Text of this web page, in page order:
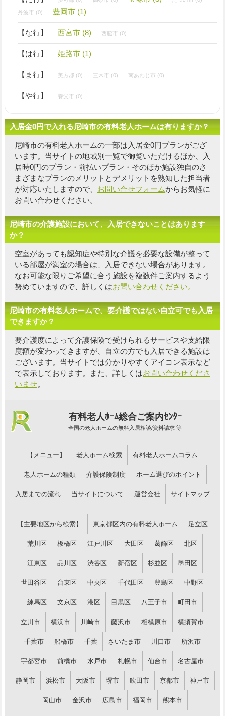
丹波市 (0) 豊岡市 (1)
【な行】 西宮市 (8) 西脇市 (0)
【は行】 姫路市 (1)
【ま行】 美方郡 (0) 三木市 (0) 南あわじ市 (0)
【や行】 養父市 (0)
入居金0円で入れる尼崎市の有料老人ホームは有りますか？
尼崎市の有料老人ホームの一部は入居金0円プランがござ
います。当サイトの地域別一覧で御覧いただけるほか、入
居時0円のプラン・前払いプラン・そのほか施設独自のさ
まざまなプランのメリットとデメリットを熟知した担当者
が対応いたしますので、 お問い合せフォームからお気軽に
お問い合わせください。
尼崎市の介護施設において、入居できないことはあります
か？
空室があっても認知症や特別な介護を必要な設備が整って
いる部屋が満室の場合は、入居できない場合があります。
なお可能な限り ご希望に合う施設を複数件ご案内するよう
努めていますので、詳しくはお問い合わせください。
尼崎市の有料老人ホームで、要介護ではない自立可でも入居
できますか？
要介護度によって介護保険で受けられるサービスや支給限
度額が変わってきますが、自立の方でも入居できる施設は
ございます。当サイトでは分かりやすくアイコン表示など
で表示しております。また、詳しくはお問い合わせくださ
いませ。
有料老人ﾎｰﾑ総合ご案内ｾﾝﾀｰ
全国の老人ホームの無料入居相談/資料請求 等
【メニュー】 老人ホーム検索 有料老人ホームコラム
老人ホームの種類 介護保険制度 ホーム選びのポイント
入居までの流れ 当サイトについて 運営会社 サイトマップ
【主要地区から検索】 東京都区内の有料老人ホーム 足立区
荒川区 板橋区 江戸川区 大田区 葛飾区 北区
江東区 品川区 渋谷区 新宿区 杉並区 墨田区
世田谷区 台東区 中央区 千代田区 豊島区 中野区
練馬区 文京区 港区 目黒区 八王子市 町田市
立川市 横浜市 川崎市 藤沢市 相模原市 横須賀市
千葉市 船橋市 千葉 さいたま市 川口市 所沢市
宇都宮市 前橋市 水戸市 札幌市 仙台市 名古屋市
静岡市 浜松市 大阪市 堺市 吹田市 京都市 神戸市
岡山市 金沢市 広島市 福岡市 熊本市